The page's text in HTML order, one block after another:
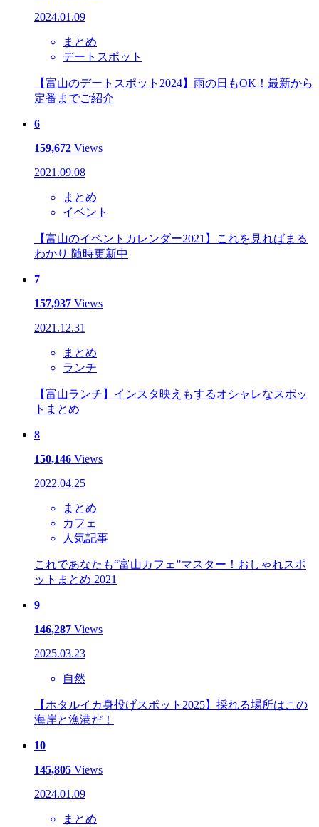
2024.01.09
まとめ
デートスポット
【富山のデートスポット2024】雨の日もOK！最新から
定番までご紹介
6
159,672 Views
2021.09.08
まとめ
イベント
【富山のイベントカレンダー2021】これを見ればまる
わかり 随時更新中
7
157,937 Views
2021.12.31
まとめ
ランチ
【富山ランチ】インスタ映えもするオシャレなスポッ
トまとめ
8
150,146 Views
2022.04.25
まとめ
カフェ
人気記事
これであなたも“富山カフェ”マスター！おしゃれスポ
ットまとめ 2021
9
146,287 Views
2025.03.23
自然
【ホタルイカ身投げスポット2025】採れる場所はこの
海岸と漁港だ！
10
145,805 Views
2024.01.09
まとめ